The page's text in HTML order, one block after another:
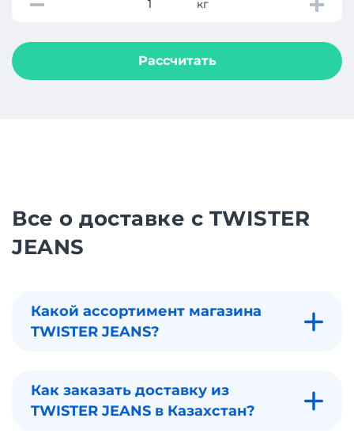
кг
Рассчитать
Все о доставке с TWISTER
JEANS
Какой ассортимент магазина
TWISTER JEANS?
Как заказать доставку из
TWISTER JEANS в Казахстан?